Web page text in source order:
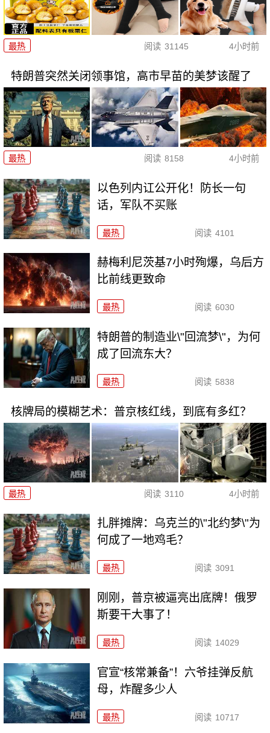
最热 阅读 31145 4小时前
特朗普突然关闭领事馆，高市早苗的美梦该醒了
最热 阅读 8158 4小时前
以色列内讧公开化！防长一句
话，军队不买账
最热 阅读 4101
赫梅利尼茨基7小时殉爆，乌后方
比前线更致命
最热 阅读 6030
特朗普的制造业\"回流梦\"，为何
成了回流东大？
最热 阅读 5838
核牌局的模糊艺术：普京核红线，到底有多红？
最热 阅读 3110 4小时前
扎胖摊牌：乌克兰的\"北约梦\"为
何成了一地鸡毛？
最热 阅读 3091
刚刚，普京被逼亮出底牌！俄罗
斯要干大事了！
最热 阅读 14029
官宣“核常兼备”！六爷挂弹反航
母，炸醒多少人
最热 阅读 10717